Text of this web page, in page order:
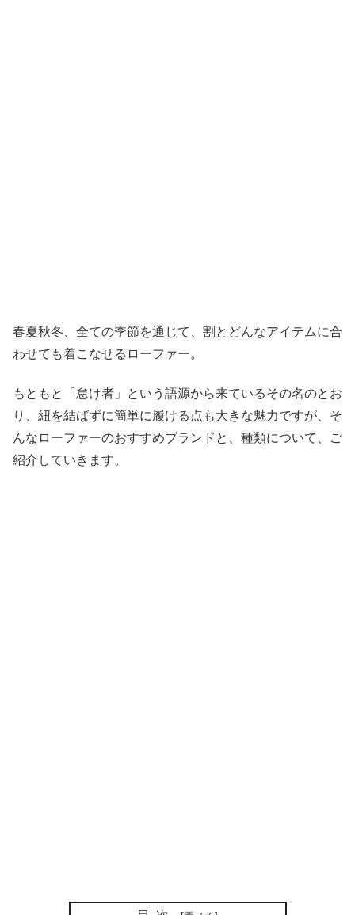
春夏秋冬、全ての季節を通じて、割とどんなアイテムに合
わせても着こなせるローファー。
もともと「怠け者」という語源から来ているその名のとお
り、紐を結ばずに簡単に履ける点も大きな魅力ですが、そ
んなローファーのおすすめブランドと、種類について、ご
紹介していきます。